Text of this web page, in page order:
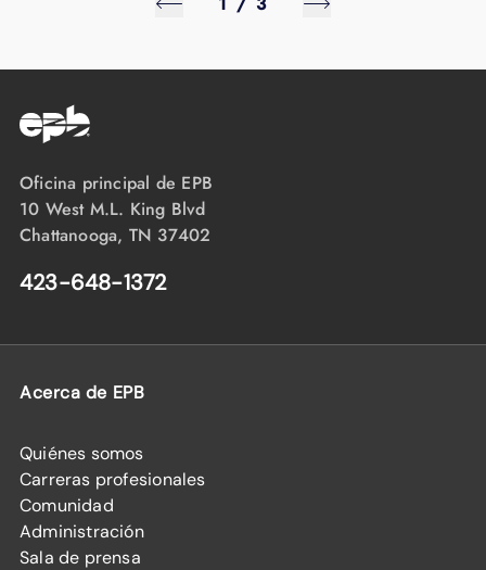
Oficina principal de EPB
10 West M.L. King Blvd
Chattanooga, TN 37402
423-648-1372
Acerca de EPB
Quiénes somos
Carreras profesionales
Comunidad
Administración
Sala de prensa